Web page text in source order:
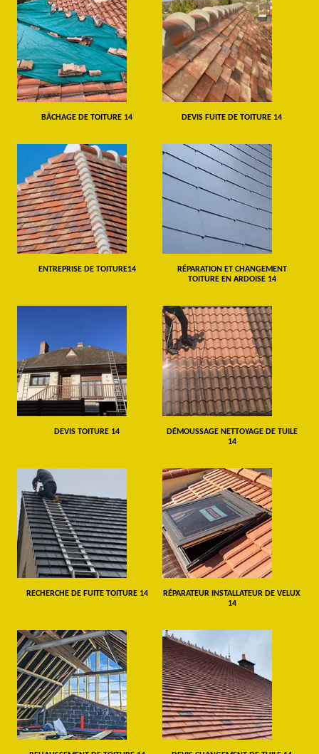
BÂCHAGE DE TOITURE 14 DEVIS FUITE DE TOITURE 14
ENTREPRISE DE TOITURE14
RÉPARATION ET CHANGEMENT
TOITURE EN ARDOISE 14
DEVIS TOITURE 14
DÉMOUSSAGE NETTOYAGE DE TUILE
14
RECHERCHE DE FUITE TOITURE 14
RÉPARATEUR INSTALLATEUR DE VELUX
14